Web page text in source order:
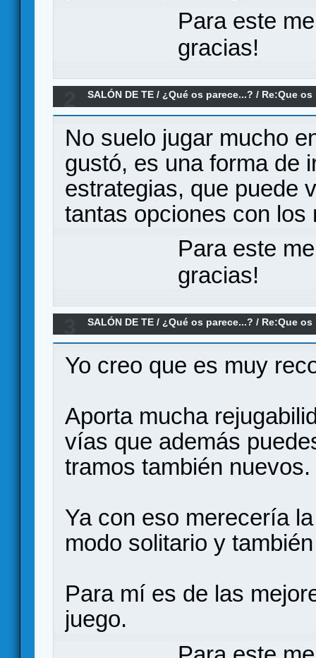
Para este
gracias!
SALÓN DE TE / ¿Qué os parece...? / Re:Que
No suelo jugar mucho
gustó, es una forma de
estrategias, que puede
tantas opciones con los
Para este
gracias!
SALÓN DE TE /¿Qué os parece...? / Re:Que
Railroads?
Yo creo que es muy
Aporta mucha
vías que además
tramos también nuevos.
Ya con eso merecería
modo solitario y
Para mí es de las
juego.